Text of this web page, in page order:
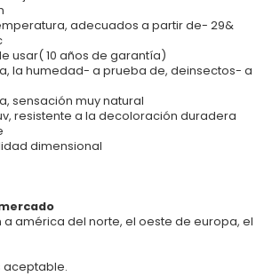
adecuados a partir de- 29&
usar( 10 años de garantía)
la humedad- a prueba de, deinsectos- a
sensación muy natural
resistente a la decoloración duradera
dimensional
a américa del norte, el oeste de europa, el
aceptable.